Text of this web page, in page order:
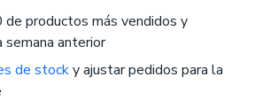
productos más vendidos y
semana anterior
de stocky ajustar pedidos para la